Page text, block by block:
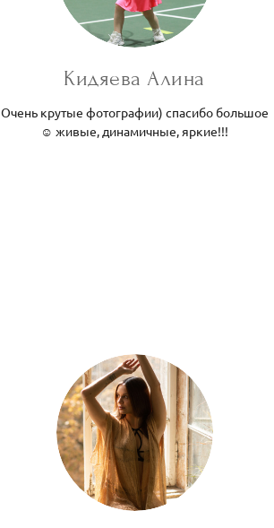
Кидяева Алина
Очень крутые фотографии) спасибо большое
☺️ живые, динамичные, яркие!!!